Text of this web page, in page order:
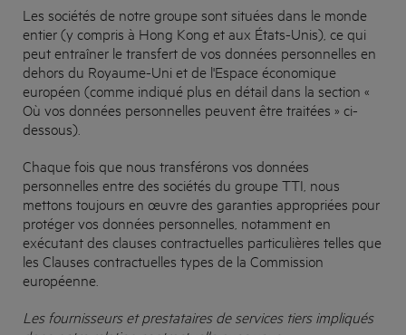
Les sociétés de notre groupe sont situées dans le monde
entier (y compris à Hong Kong et aux États-Unis), ce qui
peut entraîner le transfert de vos données personnelles en
dehors du Royaume-Uni et de l'Espace économique
européen (comme indiqué plus en détail dans la section «
Où vos données personnelles peuvent être traitées » ci-
dessous).
Chaque fois que nous transférons vos données
personnelles entre des sociétés du groupe TTI, nous
mettons toujours en œuvre des garanties appropriées pour
protéger vos données personnelles, notamment en
exécutant des clauses contractuelles particulières telles que
les Clauses contractuelles types de la Commission
européenne.
Les fournisseurs et prestataires de services tiers impliqués